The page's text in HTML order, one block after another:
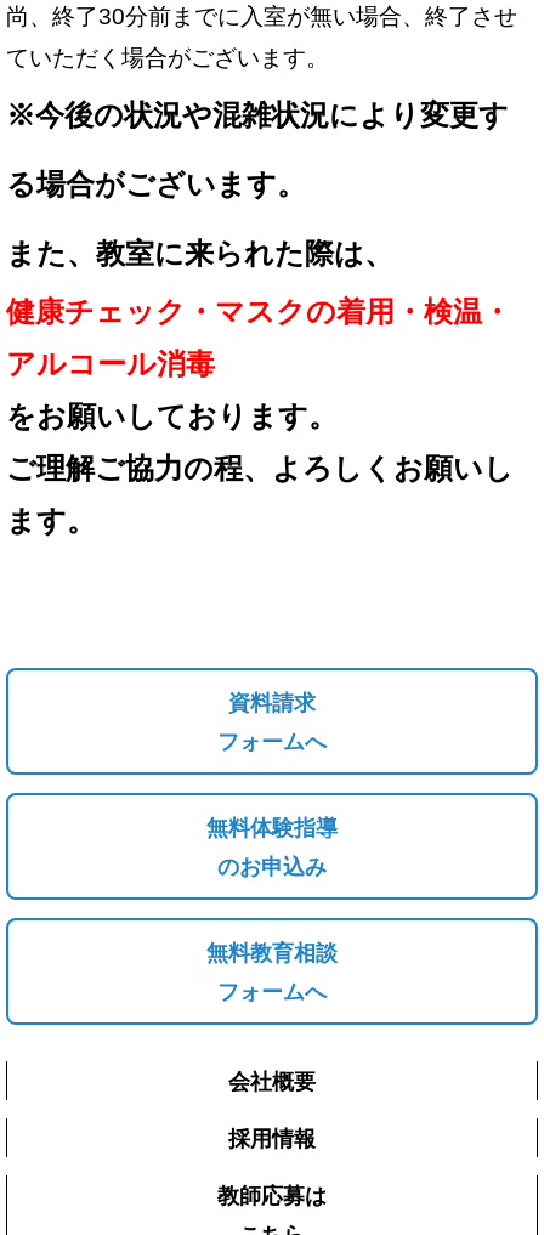
尚、終了30分前までに入室が無い場合、終了させ
ていただく場合がございます。
※今後の状況や混雑状況により変更す
る場合がございます。
また、教室に来られた際は、
健康チェック・マスクの着用 ・検温・
アルコール消毒
をお願いしております。
ご理解ご協力の程、
よろしくお願いし
ます。
資料請求
フォームへ
無料体験指導
のお申込み
無料教育相談
フォームへ
会社概要
採用情報
教師応募は